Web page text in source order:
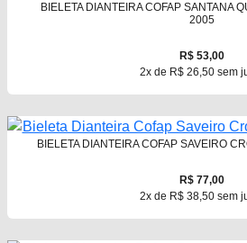
BIELETA DIANTEIRA COFAP SANTANA
2005
R$ 53,00
2x de R$ 26,50 sem
BIELETA DIANTEIRA COFAP SAVEIRO
R$ 77,00
2x de R$ 38,50 sem